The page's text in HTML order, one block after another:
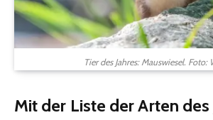
Tier des Jahres: Mauswiesel. Foto:
Mit der Liste der Arten des